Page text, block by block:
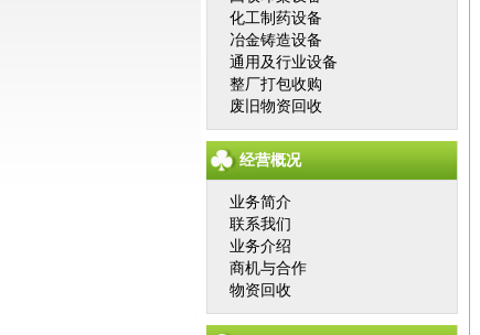
化工制药设备
冶金铸造设备
通用及行业设备
整厂打包收购
废旧物资回收
经营概况
业务简介
联系我们
业务介绍
商机与合作
物资回收